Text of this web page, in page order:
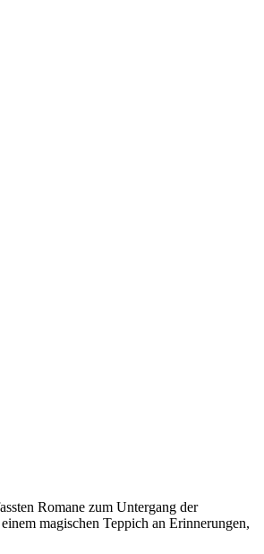
Romane zum Untergang der
magischen Teppich an Erinnerungen,